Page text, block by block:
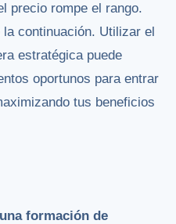
precio rompe el rango.
continuación. Utilizar el
estratégica puede
oportunos para entrar
tus beneficios
formación de